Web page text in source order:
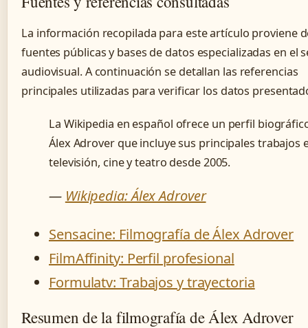
La información recopilada para este artículo proviene
fuentes públicas y bases de datos especializadas en el
audiovisual. A continuación se detallan las referencias
principales utilizadas para verificar los datos
La Wikipedia en español ofrece un perfil
Álex Adrover que incluye sus principales trabajos
televisión, cine y teatro desde 2005.
— Wikipedia: Álex Adrover
Sensacine: Filmografía de Álex Adrover
FilmAffinity: Perfil profesional
Formulatv: Trabajos y trayectoria
Resumen de la filmografía de Álex Adrover